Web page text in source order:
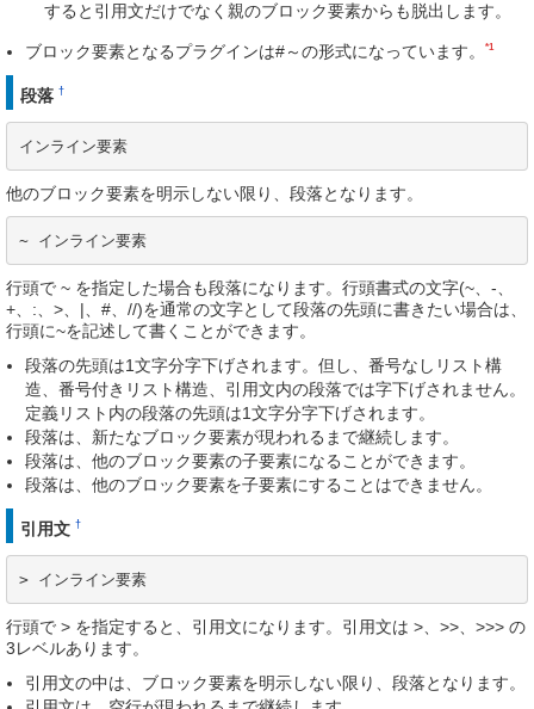
すると引用文だけでなく親のブロック要素からも脱出します。
ブロック要素となるプラグインは#～の形式になっています。 *1
段落 †
インライン要素
他のブロック要素を明示しない限り、段落となります。
~ インライン要素
行頭で ~ を指定した場合も段落になります。行頭書式の文字(~、-、
+、:、>、|、#、//)を通常の文字として段落の先頭に書きたい場合は、
行頭に~を記述して書くことができます。
段落の先頭は1文字分字下げされます。但し、番号なしリスト構
造、番号付きリスト構造、引用文内の段落では字下げされません。
定義リスト内の段落の先頭は1文字分字下げされます。
段落は、新たなブロック要素が現われるまで継続します。
段落は、他のブロック要素の子要素になることができます。
段落は、他のブロック要素を子要素にすることはできません。
引用文 †
> インライン要素
行頭で > を指定すると、引用文になります。引用文は >、>>、>>> の
3レベルあります。
引用文の中は、ブロック要素を明示しない限り、段落となります。